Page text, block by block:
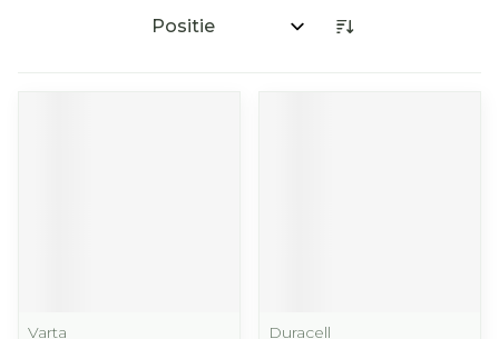
Sorteer op:
Varta
Duracell